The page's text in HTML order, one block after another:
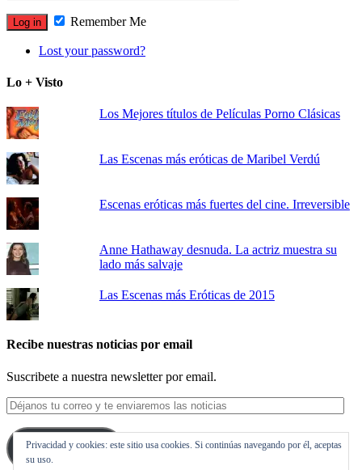
Remember Me
Lost your password?
Lo + Visto
Los Mejores títulos de Películas Porno Clásicas
Las Escenas más eróticas de Maribel Verdú
Escenas eróticas más fuertes del cine. Irreversible
Anne Hathaway desnuda. La actriz muestra su
lado más salvaje
Las Escenas más Eróticas de 2015
Recibe nuestras noticias por email
Suscribete a nuestra newsletter por email.
Déjanos
tu
correo
y
te
Suscribirse
Privacidad y cookies: este sitio usa cookies. Si continúas navegando por él, aceptas
su uso.